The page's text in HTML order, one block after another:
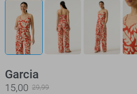
Garcia
15,00 29,99